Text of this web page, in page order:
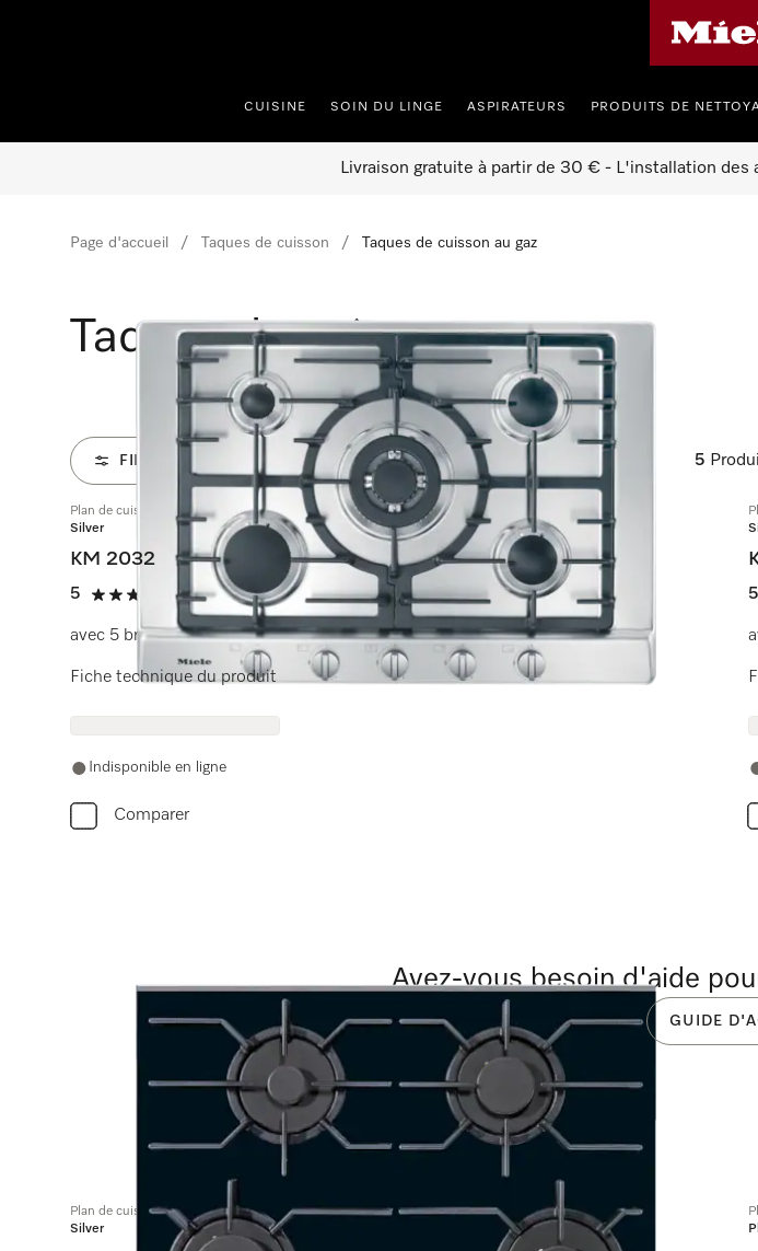
CUISINE SOIN DU LINGE ASPIRATEURS PRODUITS DE
Livraison gratuite à partir de 30 € - L'installation
Page d'accueil Taques de cuisson Taques de cuisson au gaz
Taques de cuisson au gaz
FILTRE 5
Plan de cuisson au gaz
Silver
KM 2032
5
5 étoiles de 5
(1 avis)
avec 5 brûleurs pour une grande flexibilité culinaire.
Fiche technique du produit
Indisponible en ligne
Comparer
5
Plan de cuisson au gaz
Silver
Avez-vous besoin d'aide
GUIDE